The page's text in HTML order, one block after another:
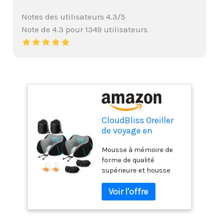
Notes des utilisateurs 4.3/5
Note de 4.3 pour 1349 utilisateurs
CloudBliss Oreiller
de voyage en
de forme de qualité
supérieure,
confortable et
offrant un bon
maintien, coussin
de nuque pour
dormir, voyage,
Mousse à mémoire de
forme de qualité
supérieure et housse
voyage CloudBliss est
fabriqué en mousse à
mémoire de forme de